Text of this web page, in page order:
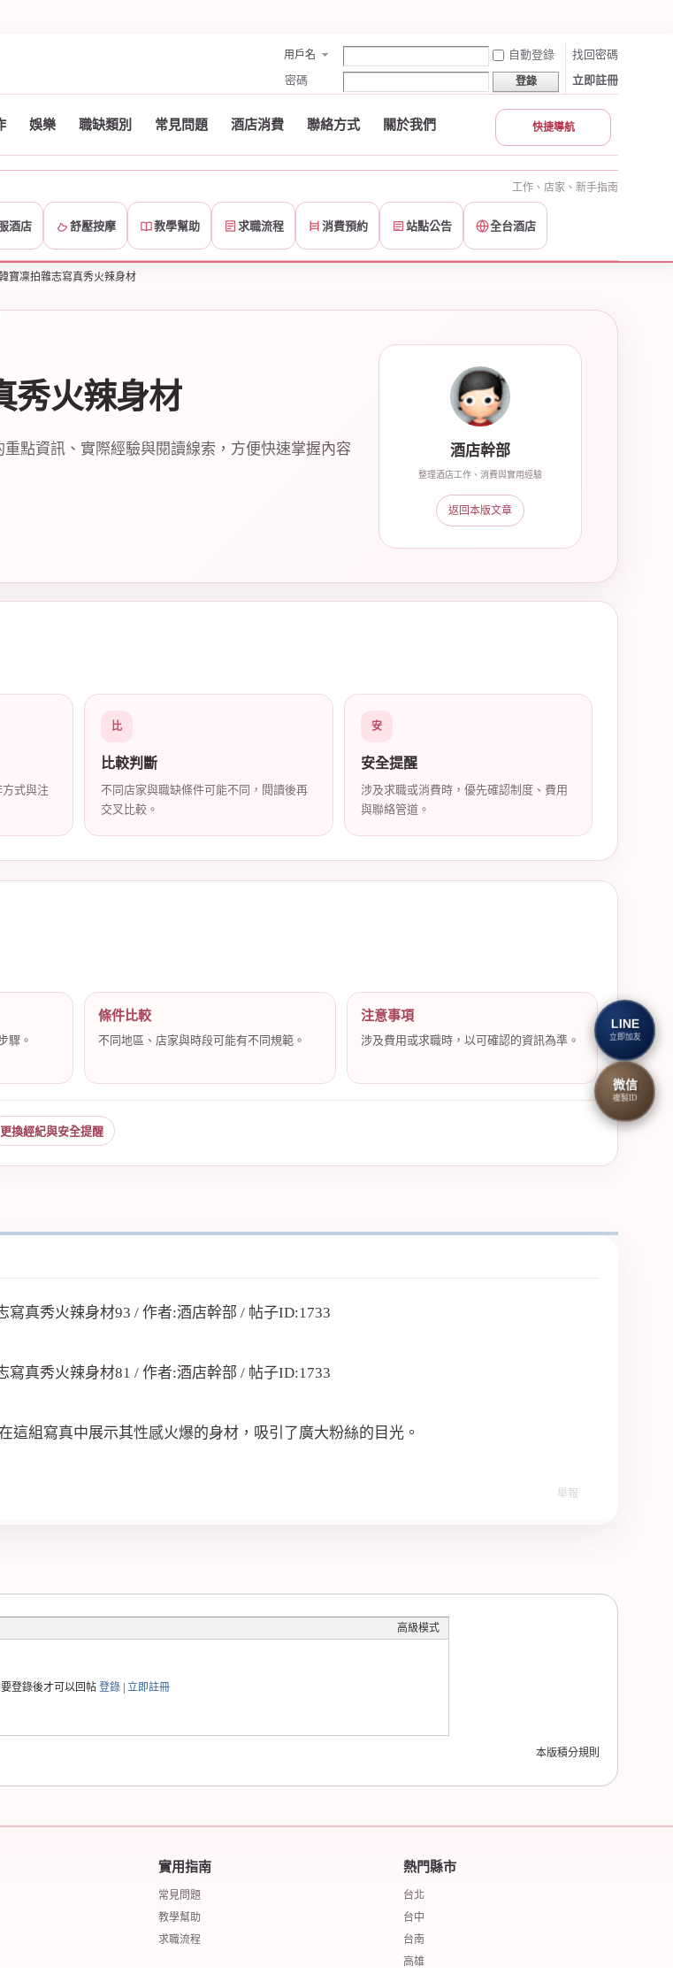
用戶名 自動登錄
找回密碼
密碼
登錄 立即註冊
娛樂 職缺類別 常見問題 酒店消費 聯絡方式 關於我們 快捷導航
工作、店家、新手指南
酒店 舒壓按摩 教學幫助 求職流程 消費預約 站點公告 全台酒店
寶凜拍雜志寫真秀火辣身材
秀火辣身材
點資訊、實際經驗與閱讀線索，方便快速掌握內容
酒店幹部
整理酒店工作、消費與實用經驗
返回本版文章
式與注
比
比較判斷
不同店家與職缺條件可能不同，閱讀後再
交叉比較。
安
安全提醒
涉及求職或消費時，優先確認制度、費用
與聯絡管道。
驟。
條件比較
不同地區、店家與時段可能有不同規範。
注意事項
涉及費用或求職時，以可確認的資訊為準。
更換經紀與安全提醒
這組寫真中展示其性感火爆的身材，吸引了廣大粉絲的目光。
舉報
高級模式
登錄後才可以回帖 登錄 立即註冊
本版積分規則
實用指南
常見問題
教學幫助
求職流程
熱門縣市
台北
台中
台南
高雄
LINE
立即加友
微信
複製ID